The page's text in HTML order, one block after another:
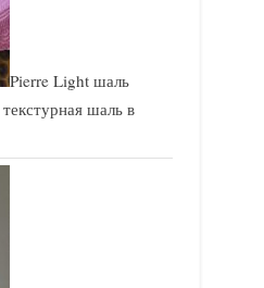
Pierre Light шаль
шаль в